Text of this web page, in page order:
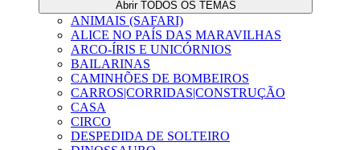
Abrir TODOS OS TEMAS
ANIMAIS (SAFARI)
ALICE NO PAÍS DAS MARAVILHAS
ARCO-ÍRIS E UNICÓRNIOS
BAILARINAS
CAMINHÕES DE BOMBEIROS
CARROS|CORRIDAS|CONSTRUÇÃO
CASA
CIRCO
DESPEDIDA DE SOLTEIRO